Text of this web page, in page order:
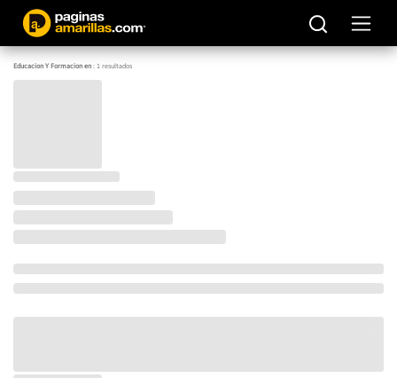
Educacion Y Formacion en:1resultados